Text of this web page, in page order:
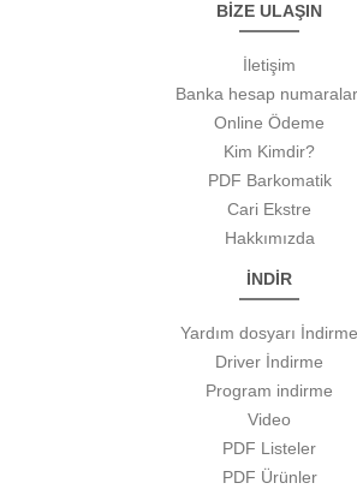
BİZE ULAŞIN
İletişim
Banka hesap
Online Ödeme
Kim Kimdir?
PDF Barkomatik
Cari Ekstre
Hakkımızda
İNDİR
Yardım dosyarı İndirme
Driver İndirme
Program indirme
Video
PDF Listeler
PDF Ürünler